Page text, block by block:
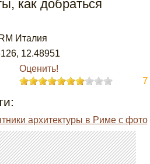
как добраться
Италия
, 12.48951
Оценить!
7
архитектуры в Риме с фото